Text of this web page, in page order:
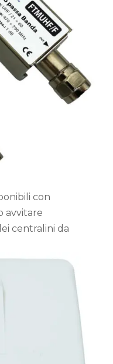
con
avvitare
centralini da